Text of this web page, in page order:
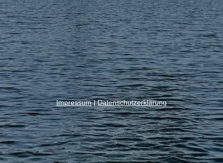
Impressum|Datenschutzerklärung